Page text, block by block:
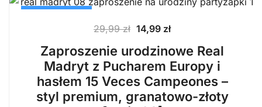
29,99zł Pierwotna
cena
wynosiła:
29,99 zł.
14,99 złAktualna
wynosi:
14,99 zł.
Zaproszenie urodzinowe Real
Madryt z Pucharem Europy i
hasłem 15 Veces Campeones –
styl premium, granatowo-złoty